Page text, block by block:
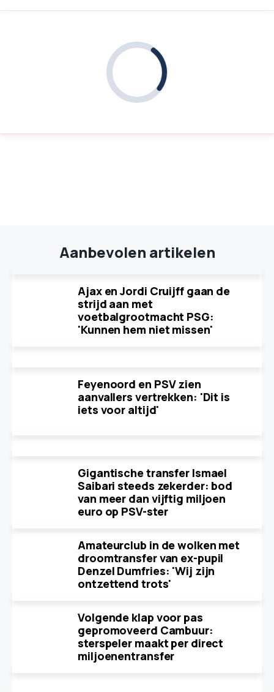
Aanbevolen artikelen
Ajax en Jordi Cruijff gaan de
strijd aan met
voetbalgrootmacht PSG:
'Kunnen hem niet missen'
Feyenoord en PSV zien
aanvallers vertrekken: 'Dit is
iets voor altijd'
Gigantische transfer Ismael
Saibari steeds zekerder: bod
van meer dan vijftig miljoen
euro op PSV-ster
Amateurclub in de wolken met
droomtransfer van ex-pupil
Denzel Dumfries: 'Wij zijn
ontzettend trots'
Volgende klap voor pas
gepromoveerd Cambuur:
sterspeler maakt per direct
miljoenentransfer